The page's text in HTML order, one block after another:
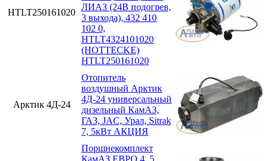
HTLT250161020
ЛИАЗ (24В подогрев,
3 выхода), 432 410
102 0,
HTLT4324101020
(HOTTECKE)
HTLT250161020
Арктик 4Д-24
Отопитель
воздушный Арктик
4Д-24 универсальный
дизельный КамАЗ,
ГАЗ, JAC, Урал, Sitrak
7, 5кВт АКЦИЯ
Поршнекомплект
КамАЗ ЕВРО 4, 5